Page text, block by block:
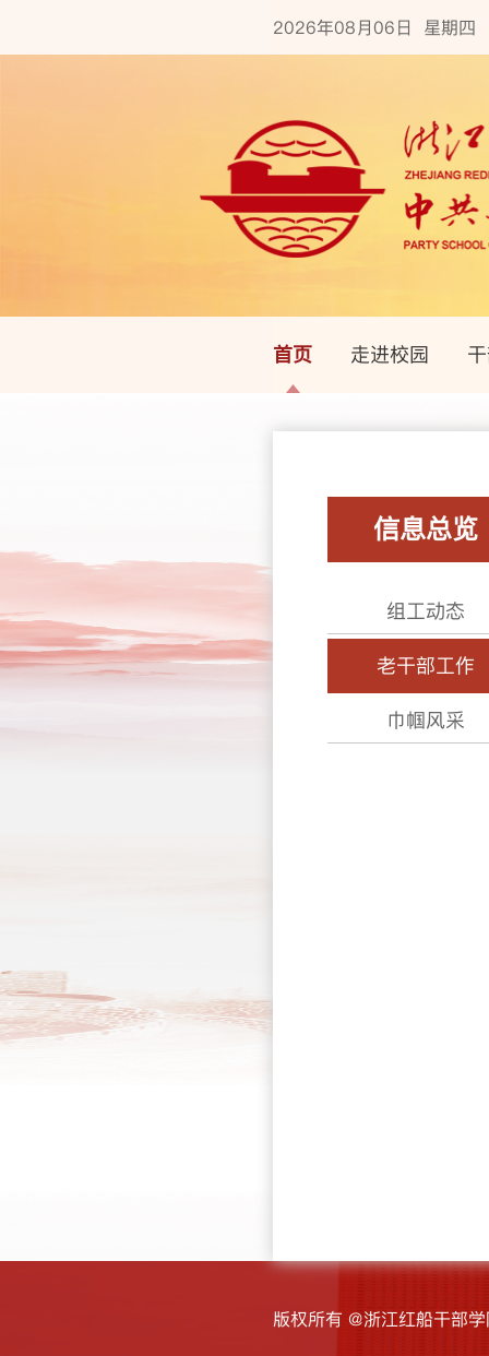
2026年08月06日 星期四
首页 走进校园
信息总览
组工动态
老干部工作
巾帼风采
版权所有 @浙江红船干部